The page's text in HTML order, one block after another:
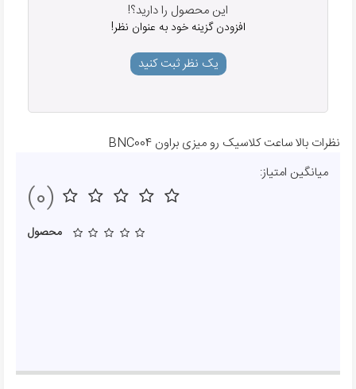
این محصول را دارید؟!
افزودن گزینه خود به عنوان نظر!
یک نظر ثبت کنید
نظرات بالا ساعت کلاسیک رو میزی براون BNC004
میانگین امتیاز:
(0)
محصول